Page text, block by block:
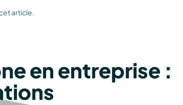
article.
en entreprise :